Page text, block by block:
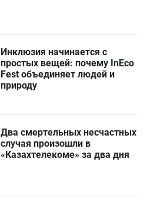
Инклюзия начинается с
простых вещей: почему InEco
Fest объединяет людей и
природу
Два смертельных несчастных
случая произошли в
«Казахтелекоме» за два дня